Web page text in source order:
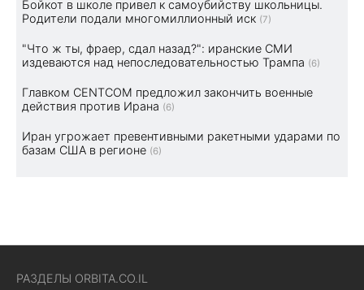
Бойкот в школе привел к самоубийству школьницы.
Родители подали многомиллионный иск (7)
"Что ж ты, фраер, сдал назад?": иранские СМИ
издеваются над непоследовательностью Трампа (6)
Главком CENTCOM предложил закончить военные
действия против Ирана (6)
Иран угрожает превентивными ракетными ударами по
базам США в регионе (6)
РАЗДЕЛЫ ORBITA.CO.IL